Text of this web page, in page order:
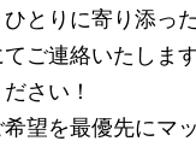
とりに寄り添っ
ご連絡いたしま
さい！
望を最優先にマ